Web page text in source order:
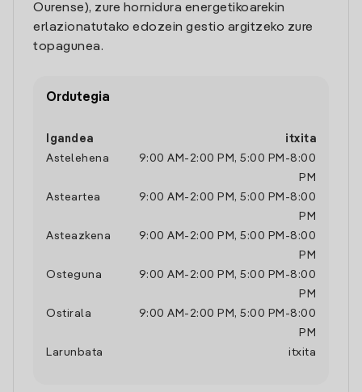
Ourense), zure hornidura energetikoarekin
erlazionatutako edozein gestio argitzeko zure
topagunea.
Ordutegia
Igandea
itxita
Astelehena
9:00 AM - 2:00 PM , 5:00 PM -8:00
PM
Asteartea
9:00 AM - 2:00 PM , 5:00 PM -8:00
PM
Asteazkena
9:00 AM - 2:00 PM , 5:00 PM -8:00
PM
Osteguna
9:00 AM - 2:00 PM , 5:00 PM -8:00
PM
Ostirala
9:00 AM - 2:00 PM , 5:00 PM -8:00
PM
Larunbata
itxita